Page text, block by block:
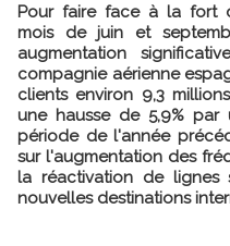
Pour faire face à la fort
mois de juin et
augmentation
compagnie aérienne
clients environ 9,3
une hausse de 5,9%
période de l'année
sur l'augmentation des
la réactivation de lignes
nouvelles destinations